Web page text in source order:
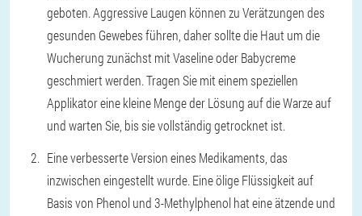
geboten. Aggressive Laugen können zu Verätzungen des
gesunden Gewebes führen, daher sollte die Haut um die
Wucherung zunächst mit Vaseline oder Babycreme
geschmiert werden. Tragen Sie mit einem speziellen
Applikator eine kleine Menge der Lösung auf die Warze auf
und warten Sie, bis sie vollständig getrocknet ist.
Eine verbesserte Version eines Medikaments, das
inzwischen eingestellt wurde. Eine ölige Flüssigkeit auf
Basis von Phenol und 3-Methylphenol hat eine ätzende und